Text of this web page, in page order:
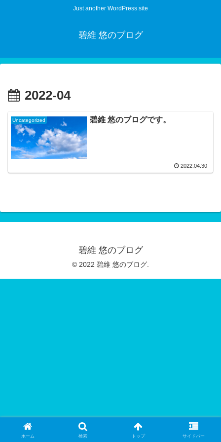
Just another WordPress site
碧維 悠のブログ
2022-04
Uncategorized 碧維 悠のブログです。
2022.04.30
碧維 悠のブログ
© 2022 碧維 悠のブログ.
ホーム 検索 トップ サイドバー